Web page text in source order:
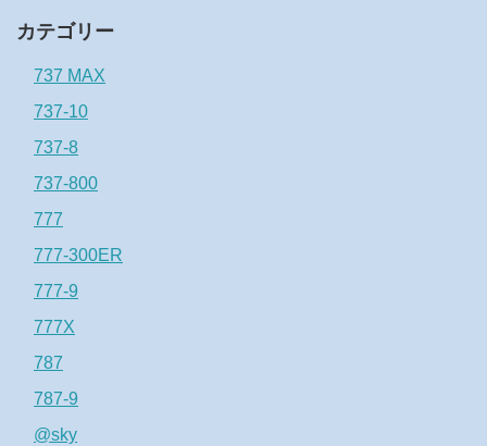
カテゴリー
737 MAX
737-10
737-8
737-800
777
777-300ER
777-9
777X
787
787-9
@sky